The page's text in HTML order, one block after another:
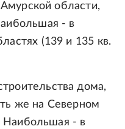
области,
- в
(139 и 135 кв.
дома,
же на Северном
Наибольшая - в